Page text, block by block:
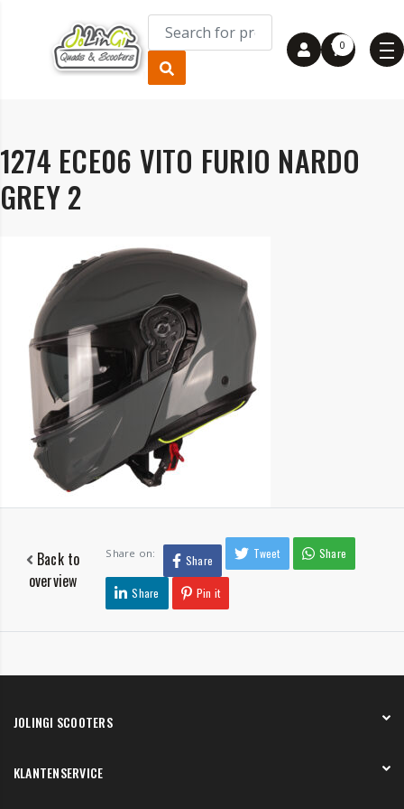
0
1274 ECE06 VITO FURIO NARDO
GREY 2
Back to
overview
Share on: Share Tweet Share
Share Pin it
JOLINGI SCOOTERS
Onze showroom
KLANTENSERVICE